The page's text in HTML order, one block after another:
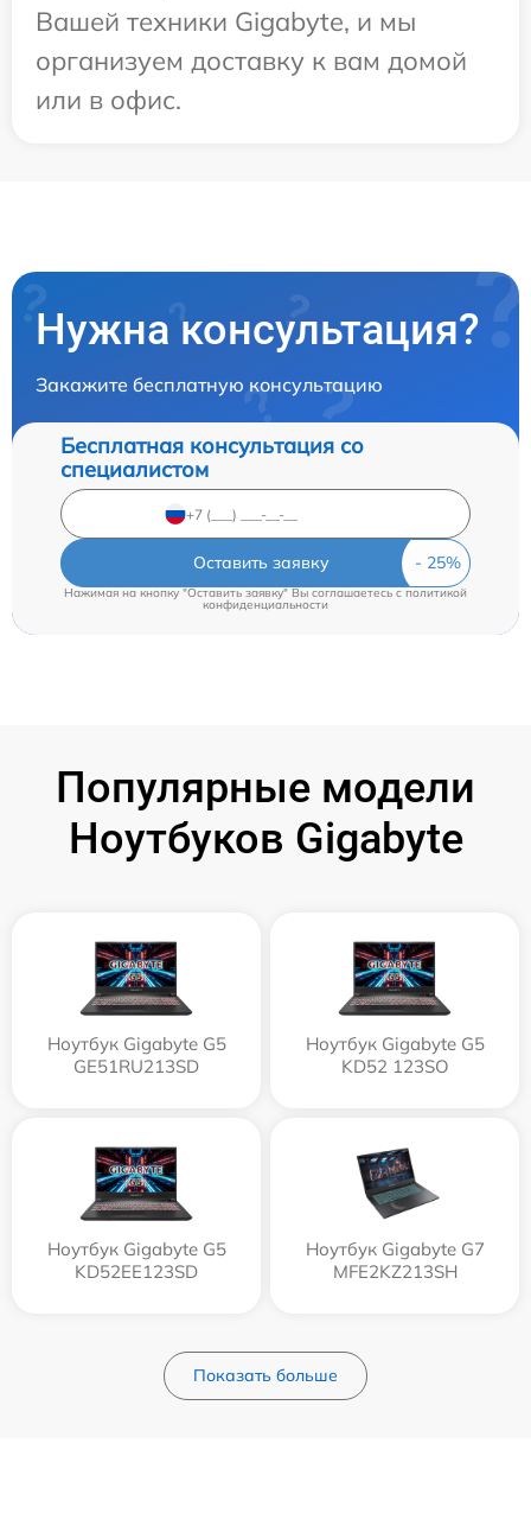
Вашей техники Gigabyte, и мы
организуем доставку к вам домой
или в офис.
Нужна консультация?
Закажите бесплатную консультацию
Бесплатная консультация со
специалистом
Оставить заявку
Нажимая на кнопку "Оставить заявку" Вы соглашаетесь cполитикой
конфиденциальности
Популярные модели
Ноутбуков Gigabyte
Ноутбук Gigabyte G5
GE51RU213SD
Ноутбук Gigabyte G5
KD52 123SO
Ноутбук Gigabyte G5
KD52EE123SD
Ноутбук Gigabyte G7
MFE2KZ213SH
Показать больше